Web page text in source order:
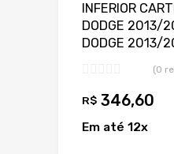
INFERIOR
DODGE 2013/
DODGE 2013/
(0
R$ 346,60
Em até 12x